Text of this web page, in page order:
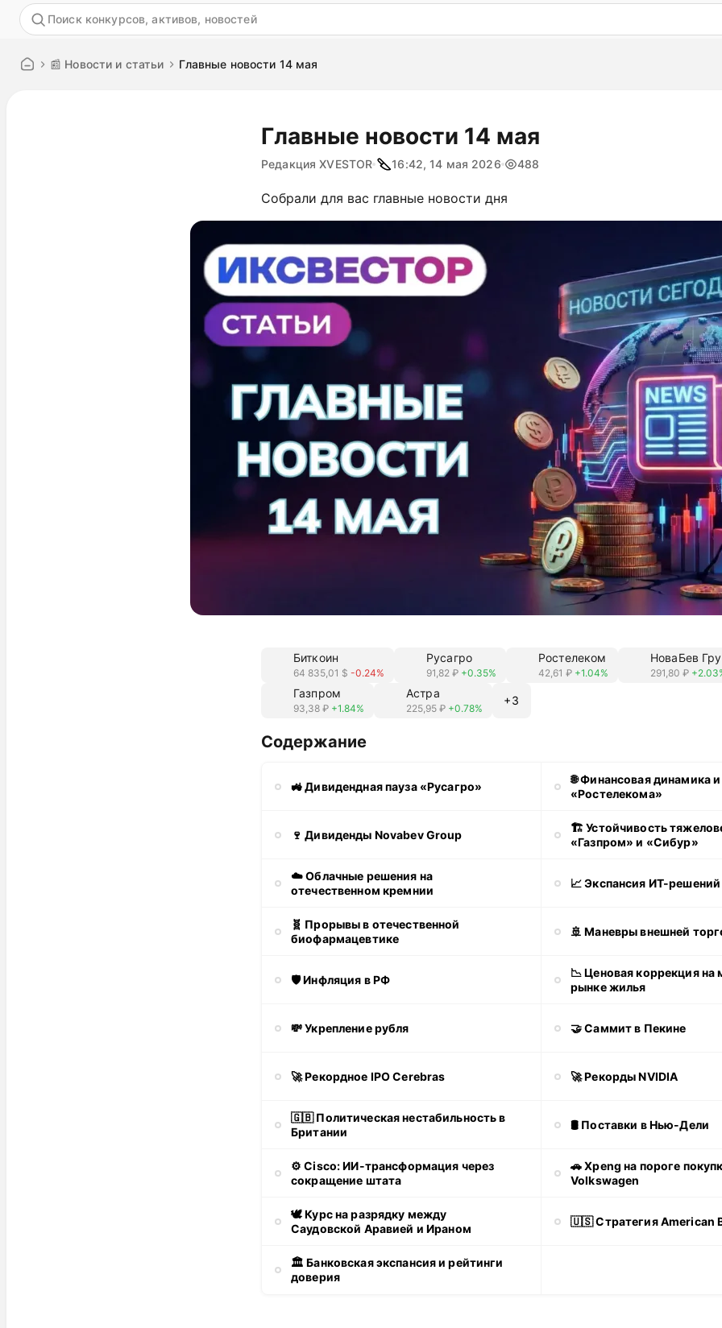
📰 Новости и статьи Главные новости 14 мая
Главные новости 14 мая
Редакция XVESTOR 16:42, 14 мая 2026 488
Собрали для вас главные новости дня
Биткоин
64 835,01 $ -0.24%
Русагро
91,82 ₽ +0.35%
Ростелеком
42,61 ₽ +1.04%
НоваБев
291,80 ₽
Газпром
93,38 ₽ +1.84%
Астра
225,95 ₽ +0.78%
+3
Содержание
🚜 Дивидендная пауза «Русагро»
🌐 Финансовая динамика
«Ростелекома»
🍷 Дивиденды Novabev Group
🏗 Устойчивость
«Газпром» и «Сибур»
☁️ Облачные решения на
отечественном кремнии
📈 Экспансия ИТ-решений
🧬 Прорывы в отечественной
биофармацевтике
🚢 Маневры внешней
🛡 Инфляция в РФ
📉 Ценовая коррекция на
рынке жилья
💸 Укрепление рубля 🤝 Саммит в Пекине
🚀 Рекордное IPO Cerebras 🚀 Рекорды NVIDIA
🇬🇧 Политическая нестабильность в
Британии
🛢 Поставки в Нью-Дели
⚙️ Cisco: ИИ-трансформация через
сокращение штата
🚗 Xpeng на пороге
Volkswagen
🕊 Курс на разрядку между
Саудовской Аравией и Ираном
🇺🇸 Стратегия American
🏛 Банковская экспансия и рейтинги
доверия